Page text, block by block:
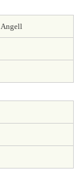
Angell